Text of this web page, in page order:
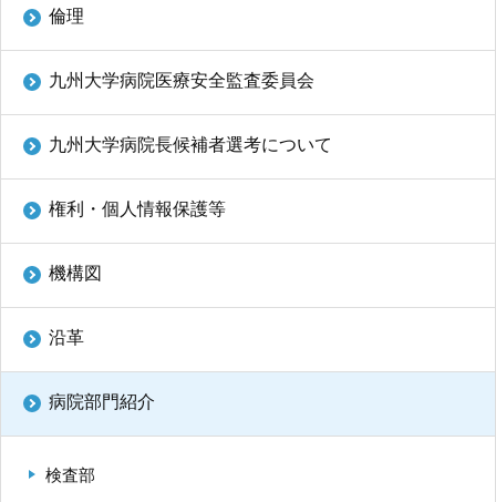
倫理
九州大学病院医療安全監査委員会
九州大学病院長候補者選考について
権利・個人情報保護等
機構図
沿革
病院部門紹介
検査部